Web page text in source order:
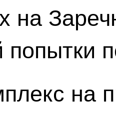
на
попытки
на